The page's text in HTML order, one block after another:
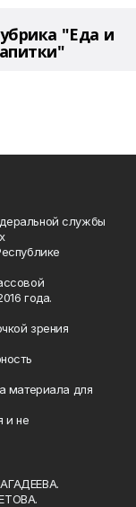
"Еда и
службы
года.
зрения
материала для
и не